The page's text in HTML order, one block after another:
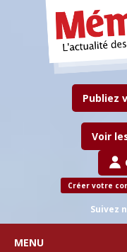
Publiez
Voir
Créer votre
Suivez
MENU